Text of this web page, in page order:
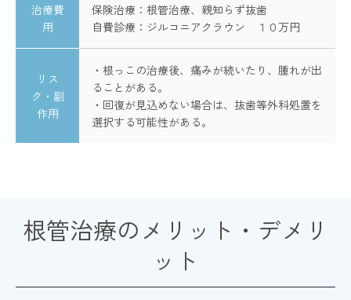
治療費
用
保険治療：根管治療、親知らず抜歯
自費診療：ジルコニアクラウン １０万円
リス
ク・副
作用
・根っこの治療後、痛みが続いたり、腫れが出
ることがある。
・回復が見込めない場合は、抜歯等外科処置を
選択する可能性がある。
根管治療のメリット・デメリ
ット